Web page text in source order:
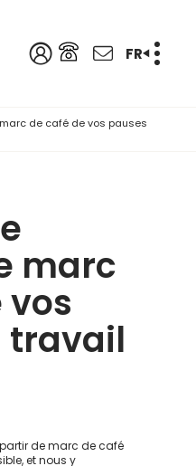
FR
de café de vos pauses
marc
vos
travail
de marc de café
et nous y